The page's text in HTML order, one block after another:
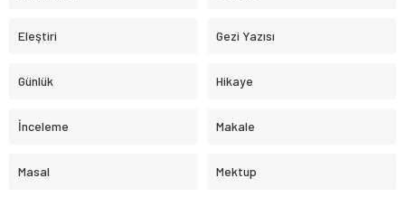
Eleştiri Gezi Yazısı
Günlük Hikaye
İnceleme Makale
Masal Mektup